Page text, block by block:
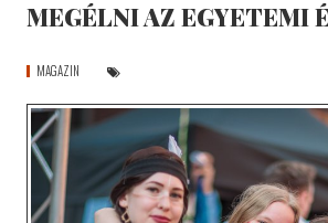
MEGÉLNI AZ EGYETEMI
MAGAZIN